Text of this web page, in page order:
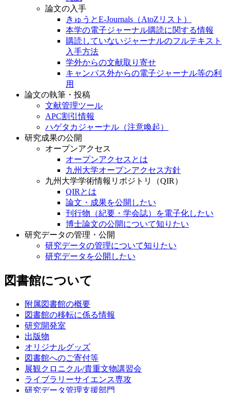
論文の入手
きゅうとE-Journals（AtoZリスト）
本学の電子ジャーナル購読に関する情報
購読していないジャーナルのフルテキスト
入手方法
学外からの文献取り寄せ
キャンパス外からの電子ジャーナル等の利
用
論文の執筆・投稿
文献管理ツール
APC割引情報
ハゲタカジャーナル（注意喚起）
研究成果の公開
オープンアクセス
オープンアクセスとは
九州大学オープンアクセス方針
九州大学学術情報リポジトリ（QIR）
QIRとは
論文・成果を公開したい
刊行物（紀要・学会誌）を電子化したい
博士論文の公開について知りたい
研究データの管理・公開
研究データの管理について知りたい
研究データを公開したい
図書館について
附属図書館の概要
図書館の移転に係る情報
研究開発室
出版物
オリジナルグッズ
図書館へのご寄付等
展観クロニクル/貴重文物講習会
ライブラリーサイエンス専攻
研究データ管理支援部門